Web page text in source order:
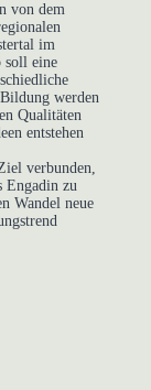
von dem
im
soll eine
werden
Qualitäten
entstehen
verbunden,
Engadin zu
Wandel neue